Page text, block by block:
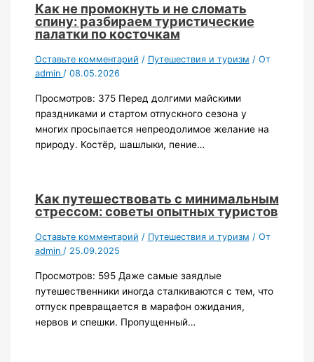
Как не промокнуть и не сломать
спину: разбираем туристические
палатки по косточкам
Оставьте комментарий / Путешествия и туризм / От
admin / 08.05.2026
Просмотров: 375 Перед долгими майскими
праздниками и стартом отпускного сезона у
многих просыпается непреодолимое желание на
природу. Костёр, шашлыки, пение…
Как путешествовать с минимальным
стрессом: советы опытных туристов
Оставьте комментарий / Путешествия и туризм / От
admin / 25.09.2025
Просмотров: 595 Даже самые заядлые
путешественники иногда сталкиваются с тем, что
отпуск превращается в марафон ожидания,
нервов и спешки. Пропущенный…